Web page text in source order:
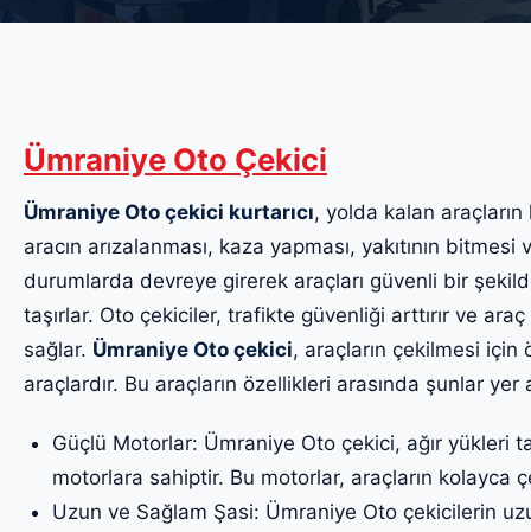
Ümraniye Oto Çekici
Ümraniye Oto çekici kurtarıcı, yolda kalan araçların
aracın arızalanması, kaza yapması, yakıtının
durumlarda devreye girerek araçları güvenli bir
taşırlar. Oto çekiciler, trafikte güvenliği arttırır ve
sağlar. Ümraniye Oto çekici, araçların çekilmesi için
araçlardır. Bu araçların özellikleri arasında şunlar yer
Güçlü Motorlar: Ümraniye Oto çekici, ağır yükleri
motorlara sahiptir. Bu motorlar, araçların kolayca
Uzun ve Sağlam Şasi: Ümraniye Oto çekicilerin